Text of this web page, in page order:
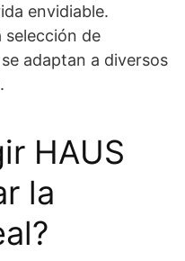
envidiable.
selección de
adaptan a diversos
HAUS
la